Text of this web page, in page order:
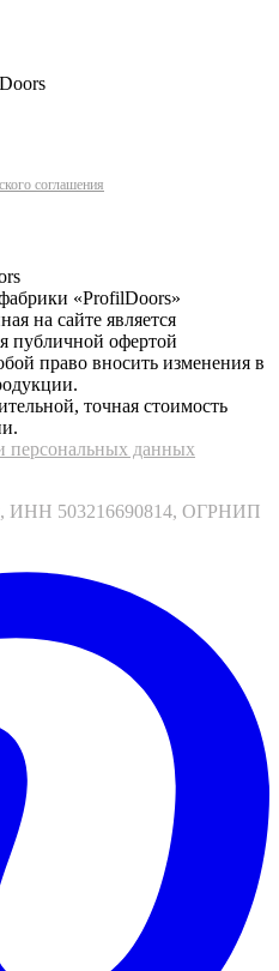
соглашения
«ProfilDoors»
на сайте является
публичной офертой
право вносить изменения в
точная стоимость
персональных данных
ИНН 503216690814, ОГРНИП